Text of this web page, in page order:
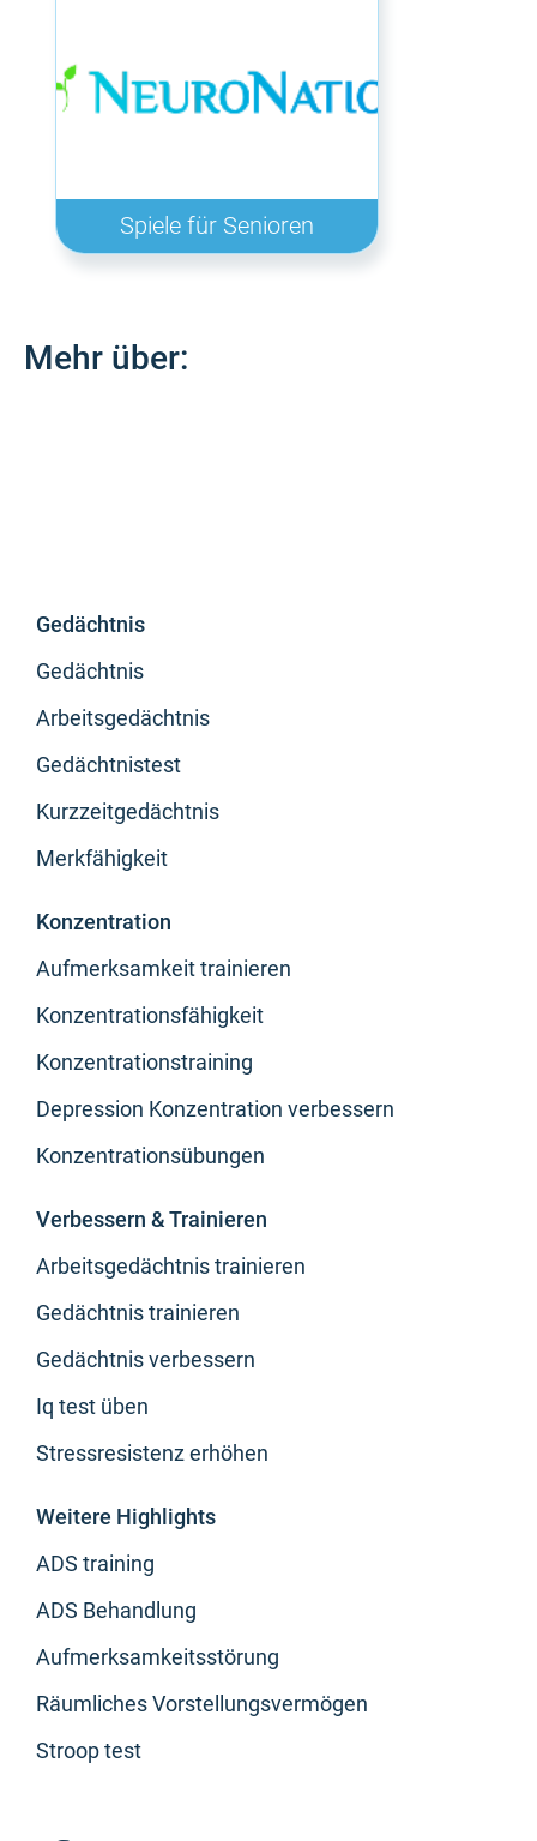
Spiele für Senioren
Mehr über:
Gedächtnis
Gedächtnis
Arbeitsgedächtnis
Gedächtnistest
Kurzzeitgedächtnis
Merkfähigkeit
Konzentration
Aufmerksamkeit trainieren
Konzentrationsfähigkeit
Konzentrationstraining
Depression Konzentration verbessern
Konzentrationsübungen
Verbessern & Trainieren
Arbeitsgedächtnis trainieren
Gedächtnis trainieren
Gedächtnis verbessern
Iq test üben
Stressresistenz erhöhen
Weitere Highlights
ADS training
ADS Behandlung
Aufmerksamkeitsstörung
Räumliches Vorstellungsvermögen
Stroop test